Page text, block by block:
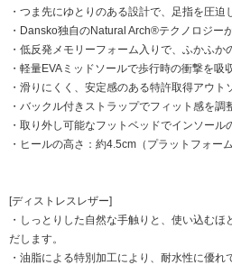
・つま先にゆとりのある設計で、足指を圧迫
・Dansko独自のNatural Arch®テクノロジー
・低反発メモリーフォーム入りで、ふかふか
・軽量EVAミッドソールで歩行時の衝撃を吸収
・滑りにくく、安定感のある特許取得アウト
・バックル付きストラップでフィット感を調
・取り外し可能なフットベッドでインソール
・ヒールの高さ：約4.5cm（プラットフォー
[ディストレスレザー]
・しっとりした自然な手触りと、使い込む
だします。
・油脂による特別加工により、耐水性に優れ